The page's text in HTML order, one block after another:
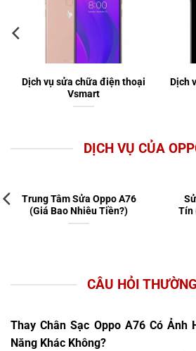
Dịch vụ sửa chữa điện thoại
Vsmart
Dịch
DỊCH VỤ CỦA
Trung Tâm Sửa Oppo A76
(Giá Bao Nhiêu Tiền?)
Tín
CÂU HỎI
Thay Chân Sạc Oppo A76 Có Ảnh
Năng Khác Không?